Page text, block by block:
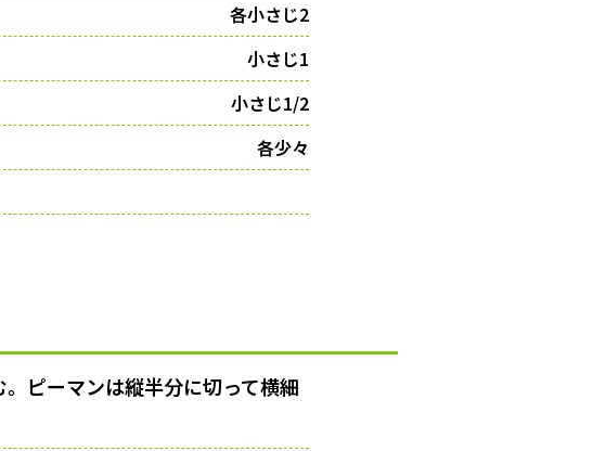
各小さじ2
小さじ1
小さじ1/2
各少々
ピーマンは縦半分に切って横細